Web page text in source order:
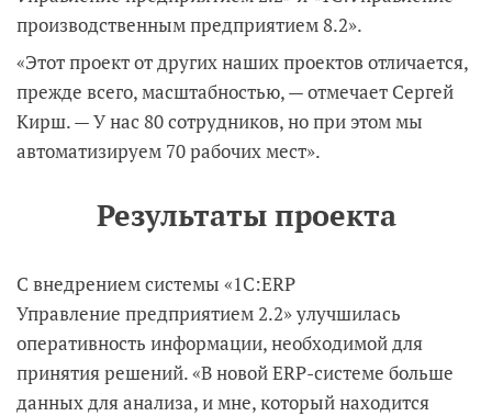
производственным предприятием 8.2».
«Этот проект от других наших проектов отличается,
прежде всего, масштабностью, — отмечает Сергей
Кирш. — У нас 80 сотрудников, но при этом мы
автоматизируем 70 рабочих мест».
Результаты проекта
С внедрением системы «1С:ERP
Управление предприятием 2.2» улучшилась
оперативность информации, необходимой для
принятия решений. «В новой ERP-системе больше
данных для анализа, и мне, который находится